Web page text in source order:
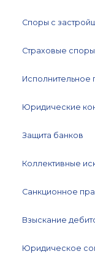
Споры с
Страховые
Исполнительное
Юридические
Защита банков
Коллективные
Санкционное
Взыскание
Юридическое